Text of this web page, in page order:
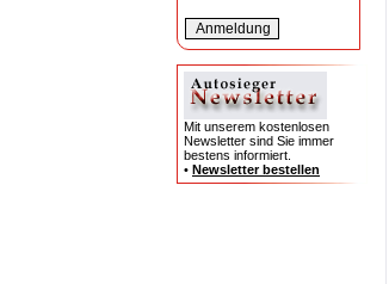
Mit unserem kostenlosen
Newsletter sind Sie immer
bestens informiert.
• Newsletter bestellen